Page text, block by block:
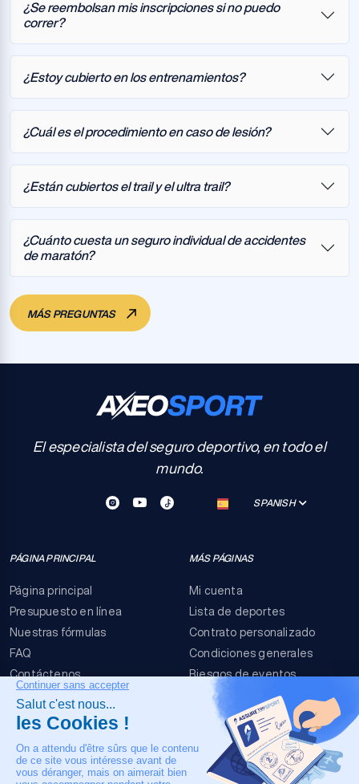
¿Se reembolsan mis inscripciones si no puedo
correr?
¿Estoy cubierto en los entrenamientos?
¿Cuál es el procedimiento en caso de lesión?
¿Están cubiertos el trail y el ultra trail?
¿Cuánto cuesta un seguro individual de accidentes
de maratón?
MÁS PREGUNTAS
El especialista del seguro deportivo, en todo el
mundo.
SPANISH
PÁGINA PRINCIPAL
Página principal
Presupuesto en línea
Nuestras fórmulas
FAQ
Contáctenos
MÁS PÁGINAS
Mi cuenta
Lista de deportes
Contrato personalizado
Condiciones generales
Riesgos de eventos
Menciones legales
NUESTRO CONTACTO
+33 4 90 63 34 07